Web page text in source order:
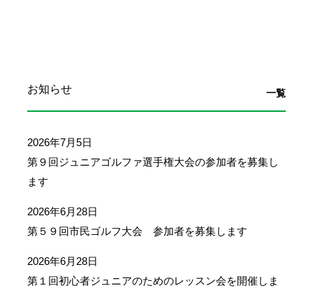
お知らせ 一覧
2026年7月5日
第９回ジュニアゴルファ選手権大会の参加者を募集し
ます
2026年6月28日
第５９回市民ゴルフ大会 参加者を募集します
2026年6月28日
第１回初心者ジュニアのためのレッスン会を開催しま